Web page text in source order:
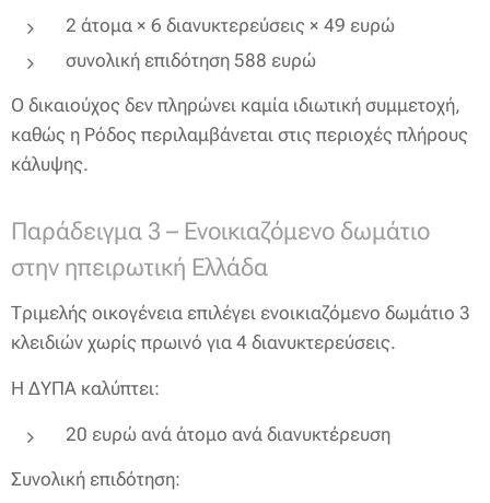
2 άτομα × 6 διανυκτερεύσεις × 49 ευρώ
συνολική επιδότηση 588 ευρώ
Ο δικαιούχος δεν πληρώνει καμία ιδιωτική συμμετοχή,
καθώς η Ρόδος περιλαμβάνεται στις περιοχές πλήρους
κάλυψης.
Παράδειγμα 3 – Ενοικιαζόμενο δωμάτιο
στην ηπειρωτική Ελλάδα
Τριμελής οικογένεια επιλέγει ενοικιαζόμενο δωμάτιο 3
κλειδιών χωρίς πρωινό για 4 διανυκτερεύσεις.
Η ΔΥΠΑ καλύπτει:
20 ευρώ ανά άτομο ανά διανυκτέρευση
Συνολική επιδότηση: